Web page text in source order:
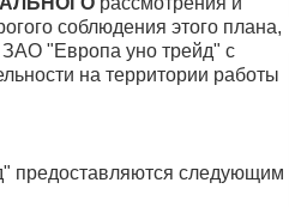
соблюдения этого плана,
ЗАО "Европа уно трейд" с
на территории работы
предоставляются следующим